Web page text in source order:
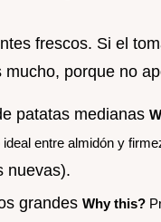
frescos. Si el
mucho, porque no
patatas medianas
ideal entre almidón y
nuevas).
grandes Why this?